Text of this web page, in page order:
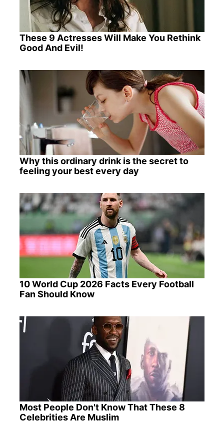
These 9 Actresses Will Make You Rethink
Good And Evil!
Why this ordinary drink is the secret to
feeling your best every day
10 World Cup 2026 Facts Every Football
Fan Should Know
Most People Don't Know That These 8
Celebrities Are Muslim